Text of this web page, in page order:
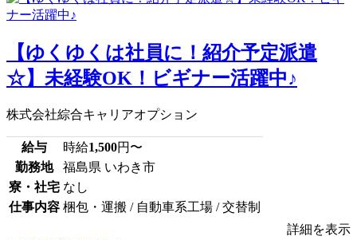
【ゆくゆくは社員に！紹介予定派遣
☆】未経験OK！ビギナー活躍中♪
株式会社綜合キャリアオプション
給与 時給1,500円〜
勤務地
福島県 いわき市
寮・社宅 なし
仕事内容 梱包・運搬 / 自動車系工場 / 交替制
詳細を表示